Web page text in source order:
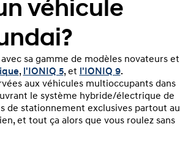
véhicule
sa gamme de modèles novateurs et
, l'IONIQ 5, et l'IONIQ 9.
aux véhicules multioccupants dans
le système hybride/électrique de
de stationnement exclusives partout au
et tout ça alors que vous roulez sans